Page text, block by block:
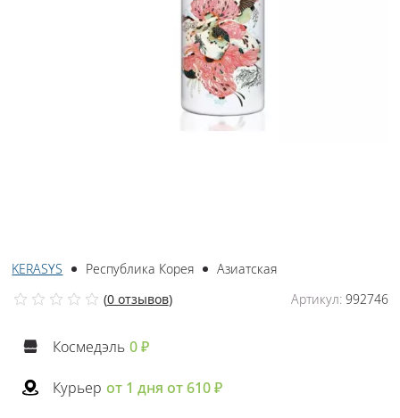
KERASYS Республика Корея
Азиатская
Артикул:992746
(0 отзывов)
Космедэль 0 ₽
Курьер от 1 дня от 610 ₽